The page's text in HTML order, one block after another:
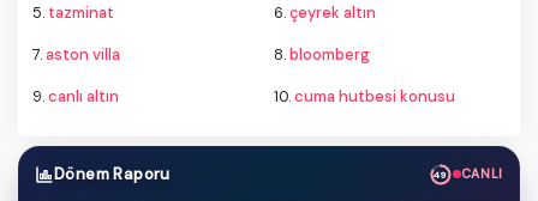
5. tazminat 6.çeyrek altın
7.aston villa 8.bloomberg
9.canlı altın 10.cuma hutbesi konusu
Dönem Raporu 48 CANLI